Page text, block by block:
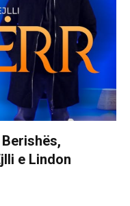
e Lindon